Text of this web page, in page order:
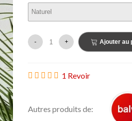
- + Ajouter au
1 Revoir
Autres produits de:
159,00 €
NEUF